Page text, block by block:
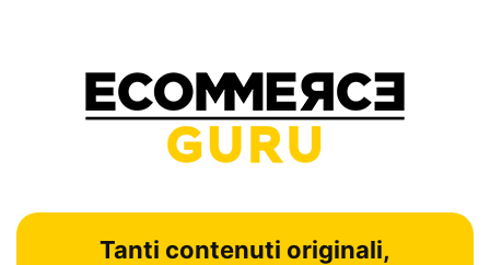
Tanti contenuti originali,